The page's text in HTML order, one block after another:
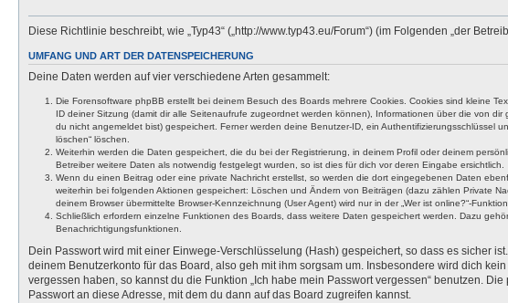
Diese Richtlinie beschreibt, wie „Typ43“ („http://www.typ43.eu/Forum“) (im Folgenden „der
UMFANG UND ART DER DATENSPEICHERUNG
Deine Daten werden auf vier verschiedene Arten gesammelt:
Die Forensoftware phpBB erstellt bei deinem Besuch des Boards mehrere Cookies. Cookies sind kleine
ID deiner Sitzung (damit dir alle Seitenaufrufe zugeordnet werden können), Informationen über die von
du nicht angemeldet bist) gespeichert. Ferner werden deine Benutzer-ID, ein Authentifizierungsschlüssel
löschen“ löschen.
Weiterhin werden die Daten gespeichert, die du bei der Registrierung, in deinem Profil oder deinem
Betreiber weitere Daten als notwendig festgelegt wurden, so ist dies für dich vor deren Eingabe ersichtlich.
Wenn du einen Beitrag oder eine private Nachricht erstellst, so werden die dort eingegebenen Daten
weiterhin bei folgenden Aktionen gespeichert: Löschen und Ändern von Beiträgen (dazu zählen Private
deinem Browser übermittelte Browser-Kennzeichnung (User Agent) wird nur in der „Wer ist online?“-
Schließlich erfordern einzelne Funktionen des Boards, dass weitere Daten gespeichert werden. Dazu
Benachrichtigungsfunktionen.
Dein Passwort wird mit einer Einwege-Verschlüsselung (Hash) gespeichert, so dass es sicher
deinem Benutzerkonto für das Board, also geh mit ihm sorgsam um. Insbesondere wird dich
vergessen haben, so kannst du die Funktion „Ich habe mein Passwort vergessen“ benutzen.
Passwort an diese Adresse, mit dem du dann auf das Board zugreifen kannst.